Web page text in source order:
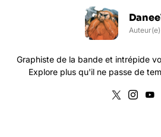
Auteur(e)
Graphiste de la bande et intrépide
Explore plus qu'il ne passe de